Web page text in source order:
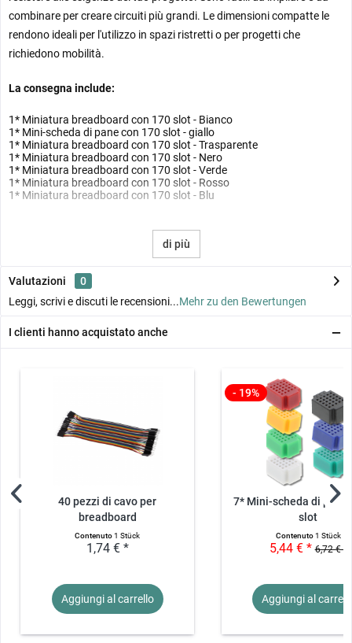
combinare per creare circuiti più grandi. Le dimensioni compatte le
rendono ideali per l'utilizzo in spazi ristretti o per progetti che
richiedono mobilità.
La consegna include:
1* Miniatura breadboard con 170 slot - Bianco
1* Mini-scheda di pane con 170 slot - giallo
1* Miniatura breadboard con 170 slot - Trasparente
1* Miniatura breadboard con 170 slot - Nero
1* Miniatura breadboard con 170 slot - Verde
1* Miniatura breadboard con 170 slot - Rosso
1* Miniatura breadboard con 170 slot - Blu
di più
Valutazioni
0
Leggi, scrivi e discuti le recensioni...Mehr zu den Bewertungen
I clienti hanno acquistato anche
40 pezzi di cavo per
breadboard
maschio/maschio...
Contenuto1 Stück
1,74 € *
Aggiungi al carrello
- 19%
7* Mini-scheda di pane
slot
Contenuto1 Stück
5,44 € * 6,72 € *
Aggiungi al